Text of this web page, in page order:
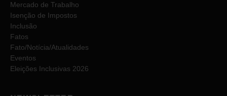
Mercado de Trabalho
Isenção de Impostos
Inclusão
Fatos
Fato/Notícia/Atualidades
Eventos
Eleições Inclusivas 2026